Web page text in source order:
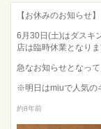
【お休みのお知らせ】
6月30日(土)はダスキ
店は臨時休業となりま
急なお知らせとなっ
※明日はmiuで人気の
約8年前